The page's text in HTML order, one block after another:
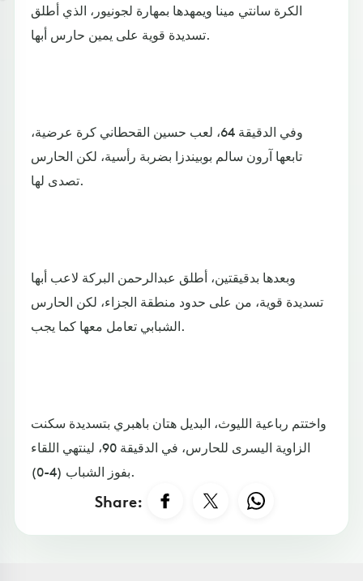
الكرة سانتي مينا ويمهدها بمهارة لجونيور، الذي أطلق
تسديدة قوية على يمين حارس أبها.
وفي الدقيقة 64، لعب حسين القحطاني كرة عرضية،
تابعها آرون سالم بوبيندزا بضربة رأسية، لكن الحارس
تصدى لها.
وبعدها بدقيقتين، أطلق عبدالرحمن البركة لاعب أبها
تسديدة قوية، من على حدود منطقة الجزاء، لكن الحارس
الشبابي تعامل معها كما يجب.
واختتم رباعية الليوث، البديل هتان باهبري بتسديدة سكنت
الزاوية اليسرى للحارس، في الدقيقة 90، لينتهي اللقاء
بفوز الشباب (4-0).
Share: